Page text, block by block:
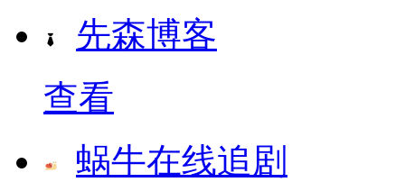
先森博客
查看
蜗牛在线追剧